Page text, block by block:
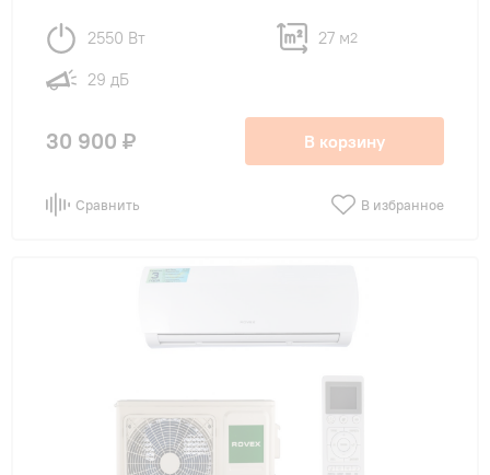
от 70 м²
Тип внутреннего блока
2550 Вт 27 м2
29 дБ
30 900 ₽ В корзину
Сравнить В избранное